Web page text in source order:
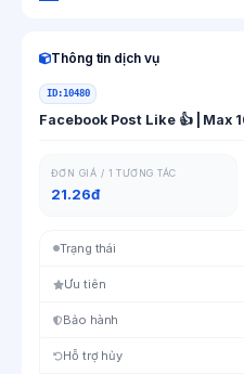
Thông tin dịch vụ
ID:10480
Facebook Post Like 👍 | Max
ĐƠN GIÁ / 1 TƯƠNG TÁC
21.26đ
Trạng thái
Ưu tiên
Bảo hành
Hỗ trợ hủy